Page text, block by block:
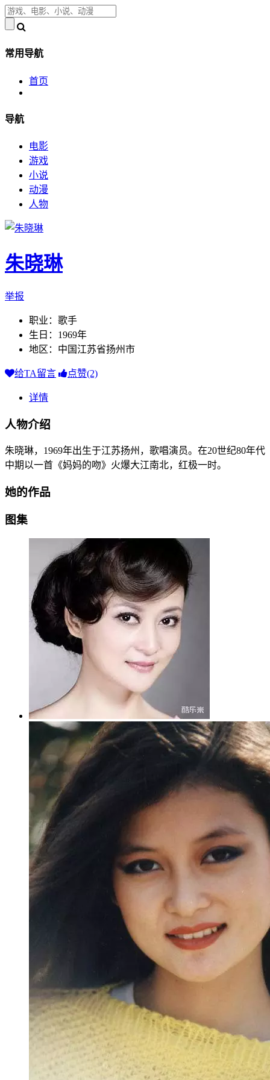
常用导航
首页
导航
电影
游戏
小说
动漫
人物
朱晓琳
举报
职业：歌手
生日：1969年
地区：中国江苏省扬州市
给TA留言 点赞(2)
详情
人物介绍
朱晓琳，1969年出生于江苏扬州，歌唱演员。在20世纪80年代
中期以一首《妈妈的吻》火爆大江南北，红极一时。
她的作品
图集